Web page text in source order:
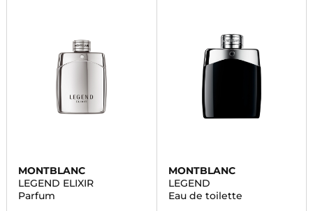
MONTBLANC
LEGEND ELIXIR
Parfum
MONTBLANC
LEGEND
Eau de toilette